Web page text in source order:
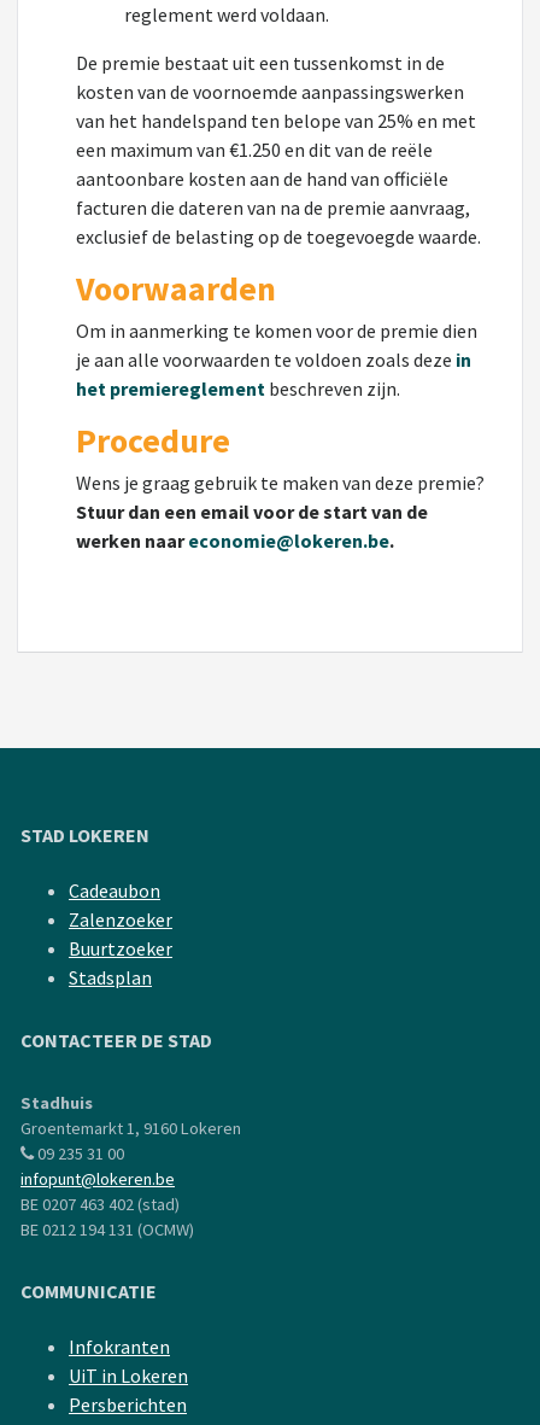
reglement werd voldaan.
De premie bestaat uit een tussenkomst in de
kosten van de voornoemde aanpassingswerken
van het handelspand ten belope van 25% en met
een maximum van €1.250 en dit van de reële
aantoonbare kosten aan de hand van officiële
facturen die dateren van na de premie aanvraag,
exclusief de belasting op de toegevoegde waarde.
Voorwaarden
Om in aanmerking te komen voor de premie dien
je aan alle voorwaarden te voldoen zoals deze in
het premiereglement beschreven zijn.
Procedure
Wens je graag gebruik te maken van deze premie?
Stuur dan een email voor de start van de
werken naareconomie@lokeren.be.
STAD LOKEREN
Cadeaubon
Zalenzoeker
Buurtzoeker
Stadsplan
CONTACTEER DE STAD
Stadhuis
Groentemarkt 1, 9160 Lokeren
09 235 31 00
infopunt@lokeren.be
BE 0207 463 402 (stad)
BE 0212 194 131 (OCMW)
COMMUNICATIE
Infokranten
UiT in Lokeren
Persberichten